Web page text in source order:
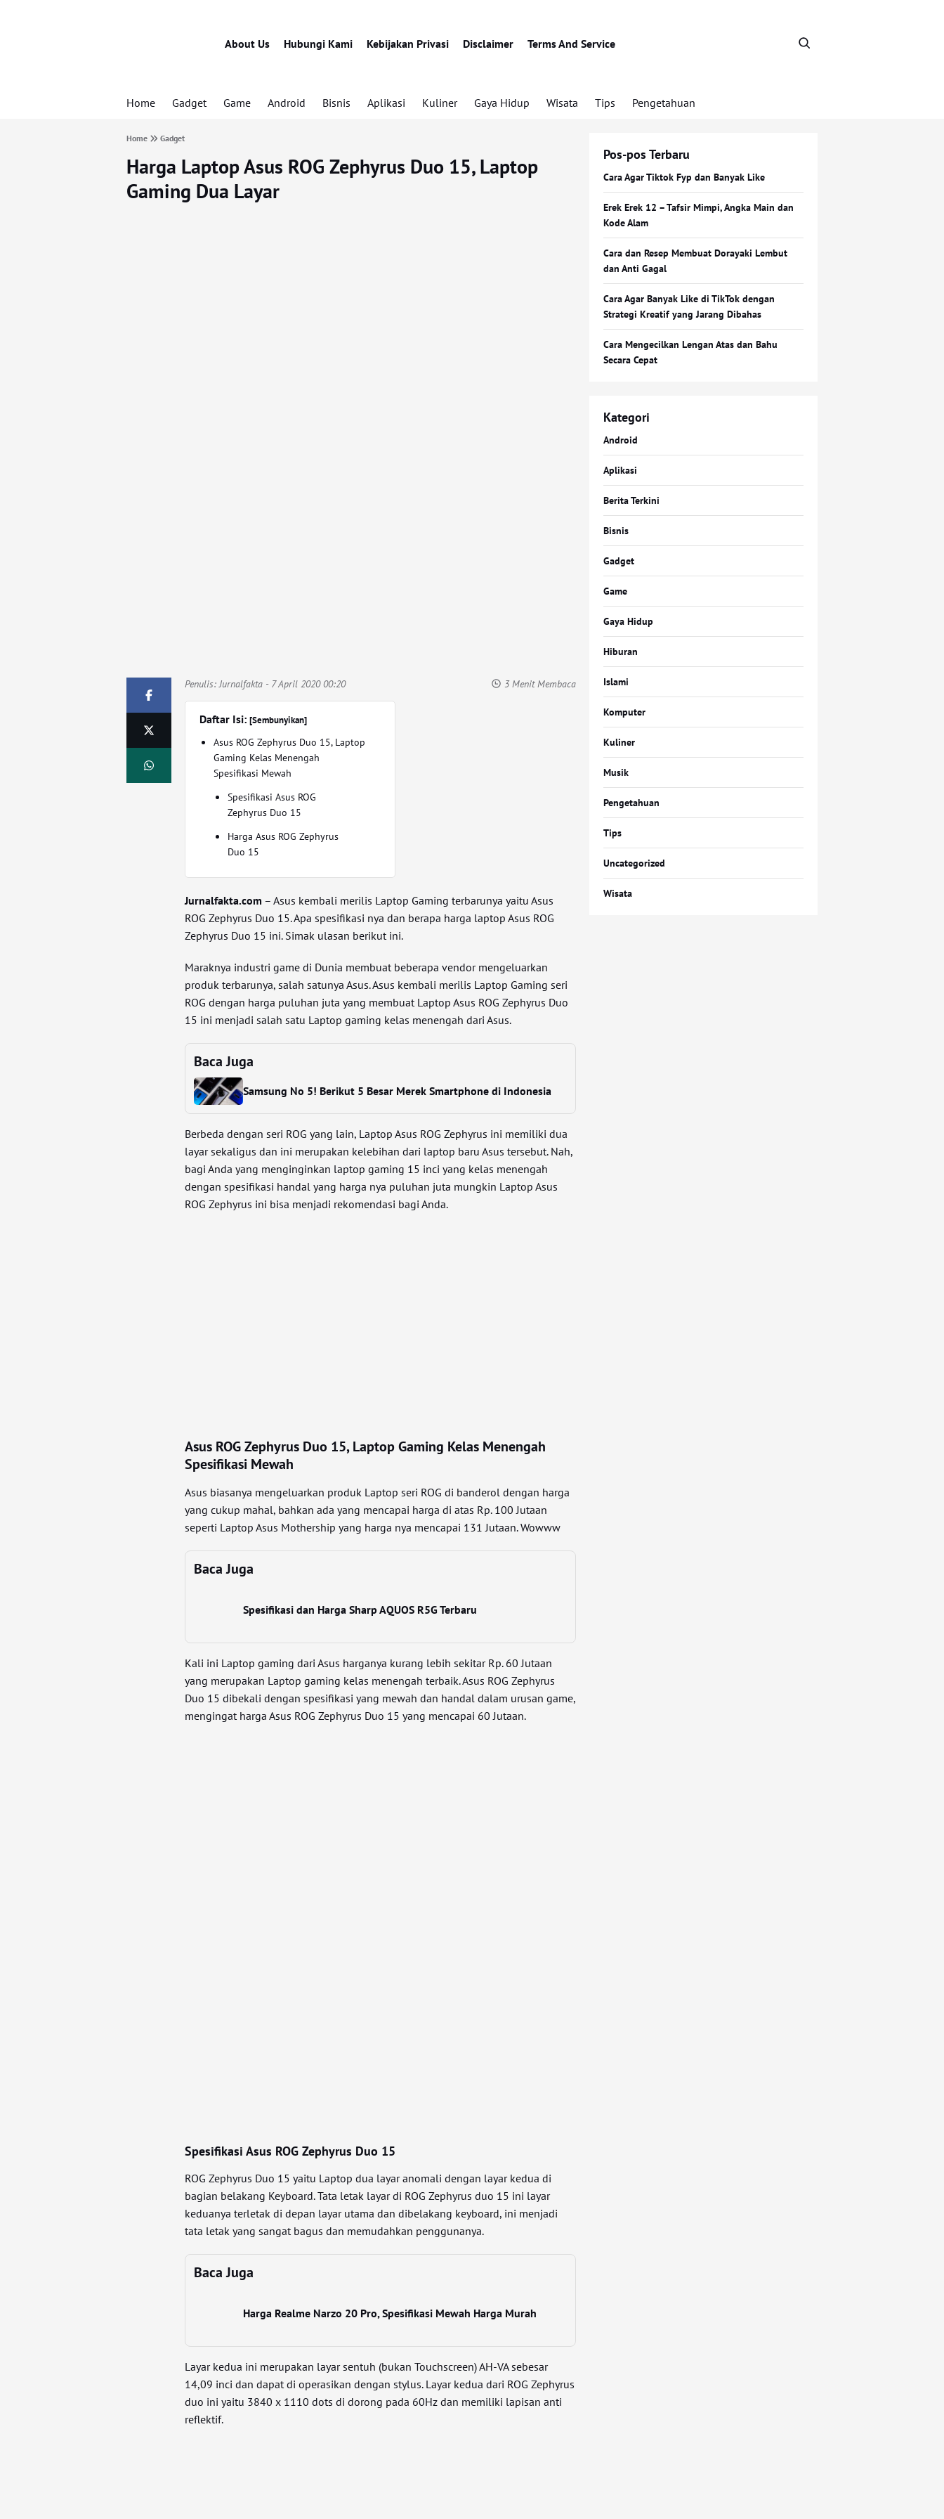
About Us Hubungi Kami Kebijakan Privasi Disclaimer Terms And Service
Home Gadget Game Android Bisnis Aplikasi Kuliner Gaya Hidup Wisata Tips Pengetahuan
Home Gadget
Harga Laptop Asus ROG Zephyrus Duo 15, Laptop
Gaming Dua Layar
Penulis: Jurnalfakta - 7 April 2020 00:20 3 Menit Membaca
Daftar Isi:[Sembunyikan]
Asus ROG Zephyrus Duo 15, Laptop
Gaming Kelas Menengah
Spesifikasi Mewah
Spesifikasi Asus ROG
Zephyrus Duo 15
Harga Asus ROG Zephyrus
Duo 15
Jurnalfakta.com – Asus kembali merilis Laptop Gaming terbarunya yaitu Asus
ROG Zephyrus Duo 15. Apa spesifikasi nya dan berapa harga laptop Asus ROG
Zephyrus Duo 15 ini. Simak ulasan berikut ini.
Maraknya industri game di Dunia membuat beberapa vendor mengeluarkan
produk terbarunya, salah satunya Asus. Asus kembali merilis Laptop Gaming seri
ROG dengan harga puluhan juta yang membuat Laptop Asus ROG Zephyrus Duo
15 ini menjadi salah satu Laptop gaming kelas menengah dari Asus.
Baca Juga
Samsung No 5! Berikut 5 Besar Merek Smartphone di Indonesia
Berbeda dengan seri ROG yang lain, Laptop Asus ROG Zephyrus ini memiliki dua
layar sekaligus dan ini merupakan kelebihan dari laptop baru Asus tersebut. Nah,
bagi Anda yang menginginkan laptop gaming 15 inci yang kelas menengah
dengan spesifikasi handal yang harga nya puluhan juta mungkin Laptop Asus
ROG Zephyrus ini bisa menjadi rekomendasi bagi Anda.
Asus ROG Zephyrus Duo 15, Laptop Gaming Kelas Menengah
Spesifikasi Mewah
Asus biasanya mengeluarkan produk Laptop seri ROG di banderol dengan harga
yang cukup mahal, bahkan ada yang mencapai harga di atas Rp. 100 Jutaan
seperti Laptop Asus Mothership yang harga nya mencapai 131 Jutaan. Wowww
Baca Juga
Spesifikasi dan Harga Sharp AQUOS R5G Terbaru
Kali ini Laptop gaming dari Asus harganya kurang lebih sekitar Rp. 60 Jutaan
yang merupakan Laptop gaming kelas menengah terbaik. Asus ROG Zephyrus
Duo 15 dibekali dengan spesifikasi yang mewah dan handal dalam urusan game,
mengingat harga Asus ROG Zephyrus Duo 15 yang mencapai 60 Jutaan.
Spesifikasi Asus ROG Zephyrus Duo 15
ROG Zephyrus Duo 15 yaitu Laptop dua layar anomali dengan layar kedua di
bagian belakang Keyboard. Tata letak layar di ROG Zephyrus duo 15 ini layar
keduanya terletak di depan layar utama dan dibelakang keyboard, ini menjadi
tata letak yang sangat bagus dan memudahkan penggunanya.
Baca Juga
Harga Realme Narzo 20 Pro, Spesifikasi Mewah Harga Murah
Layar kedua ini merupakan layar sentuh (bukan Touchscreen) AH-VA sebesar
14,09 inci dan dapat di operasikan dengan stylus. Layar kedua dari ROG Zephyrus
duo ini yaitu 3840 x 1110 dots di dorong pada 60Hz dan memiliki lapisan anti
reflektif.
Pos-pos Terbaru
Cara Agar Tiktok Fyp dan Banyak Like
Erek Erek 12 – Tafsir Mimpi, Angka Main dan
Kode Alam
Cara dan Resep Membuat Dorayaki Lembut
dan Anti Gagal
Cara Agar Banyak Like di TikTok dengan
Strategi Kreatif yang Jarang Dibahas
Cara Mengecilkan Lengan Atas dan Bahu
Secara Cepat
Kategori
Android
Aplikasi
Berita Terkini
Bisnis
Gadget
Game
Gaya Hidup
Hiburan
Islami
Komputer
Kuliner
Musik
Pengetahuan
Tips
Uncategorized
Wisata